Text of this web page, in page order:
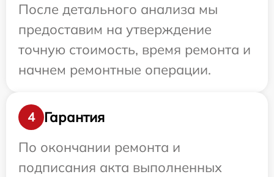
После детального анализа мы
предоставим на утверждение
точную стоимость, время ремонта и
начнем ремонтные операции.
4
Гарантия
По окончании ремонта и
подписания акта выполненных